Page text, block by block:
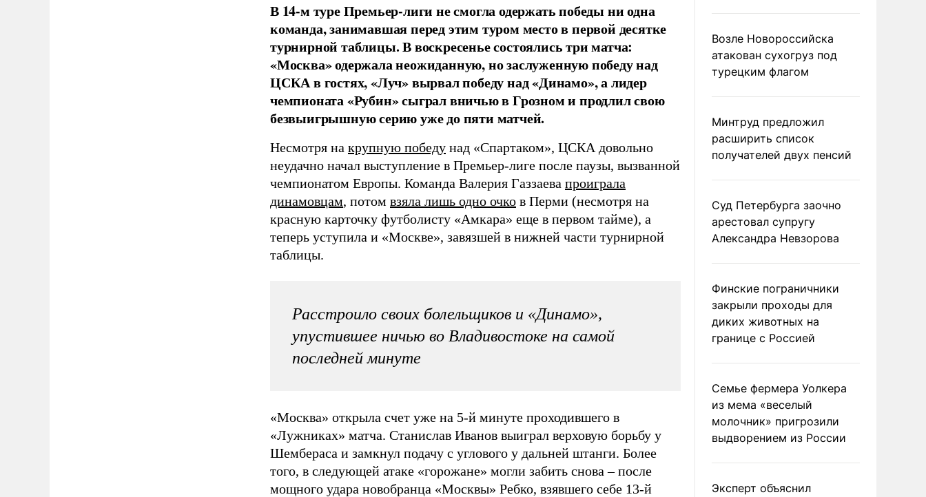
В 14-м туре Премьер-лиги не смогла одержать победы ни одна
команда, занимавшая перед этим туром место в первой десятке
турнирной таблицы. В воскресенье состоялись три матча:
«Москва» одержала неожиданную, но заслуженную победу над
ЦСКА в гостях, «Луч» вырвал победу над «Динамо», а лидер
чемпионата «Рубин» сыграл вничью в Грозном и продлил свою
безвыигрышную серию уже до пяти матчей.
Несмотря на крупную победу над «Спартаком», ЦСКА довольно
неудачно начал выступление в Премьер-лиге после паузы, вызванной
чемпионатом Европы. Команда Валерия Газзаева проиграла
динамовцам, потом взяла лишь одно очко в Перми (несмотря на
красную карточку футболисту «Амкара» еще в первом тайме), а
теперь уступила и «Москве», завязшей в нижней части турнирной
таблицы.
Расстроило своих болельщиков и «Динамо»,
упустившее ничью во Владивостоке на самой
последней минуте
«Москва» открыла счет уже на 5-й минуте проходившего в
«Лужниках» матча. Станислав Иванов выиграл верховую борьбу у
Шембераса и замкнул подачу с углового у дальней штанги. Более
того, в следующей атаке «горожане» могли забить снова – после
мощного удара новобранца «Москвы» Ребко, взявшего себе 13-й
Возле Новороссийска
атакован сухогруз под
турецким флагом
Минтруд предложил
расширить список
получателей двух пенсий
Суд Петербурга заочно
арестовал супругу
Александра Невзорова
Финские пограничники
закрыли проходы для
диких животных на
границе с Россией
Семье фермера Уолкера
из мема «веселый
молочник» пригрозили
выдворением из России
Эксперт объяснил